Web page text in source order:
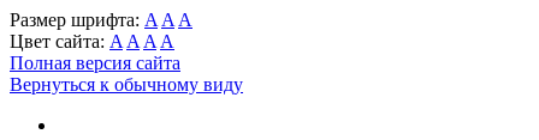
Размер шрифта: A A A
Цвет сайта: A A A A
Полная версия сайта
Вернуться к обычному виду